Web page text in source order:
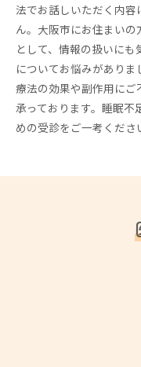
法でお話しいただく内
ん。大阪市にお住まい
として、情報の扱いに
についてお悩みがあり
療法の効果や副作用にご
承っております。睡眠不
めの受診をご一考くださ